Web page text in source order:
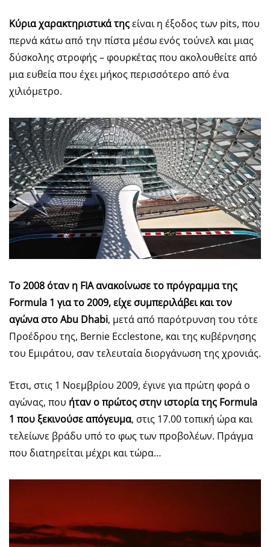
Κύρια χαρακτηριστικά τηςείναι η έξοδος των pits, που
περνά κάτω από την πίστα μέσω ενός τούνελ και μιας
δύσκολης στροφής – φουρκέτας που ακολουθείτε από
μια ευθεία που έχει μήκος περισσότερο από ένα
χιλιόμετρο.
Το 2008 όταν η FIAανακοίνωσε το πρόγραμμα της
Formula 1 για το 2009, είχε συμπεριλάβει και τον
αγώνα στοAbu Dhabi, μετά από παρότρυνση του τότε
Προέδρου της, Bernie Ecclestone, και της κυβέρνησης
του Εμιράτου, σαν τελευταία διοργάνωση της χρονιάς.
Έτσι, στις 1 Νοεμβρίου 2009, έγινε για πρώτη φορά ο
αγώνας, που ήταν ο πρώτος στην ιστορία της Formula
1 που ξεκινούσε απόγευμα, στις 17.00 τοπική ώρα και
τελείωνε βράδυ υπό το φως των προβολέων. Πράγμα
που διατηρείται μέχρι και τώρα…